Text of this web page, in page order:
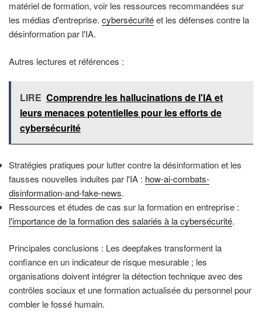
matériel de formation, voir les ressources recommandées sur
les médias d'entreprise. cybersécuritéet les défenses contre la
désinformation par l'IA.
Autres lectures et références :
LIRE Comprendre les hallucinations de l'IA et
leurs menaces potentielles pour les efforts de
cybersécurité
Stratégies pratiques pour lutter contre la désinformation et les
fausses nouvelles induites par l'IA : how-ai-combats-
disinformation-and-fake-news.
Ressources et études de cas sur la formation en entreprise :
l'importance de la formation des salariés à la cybersécurité.
Principales conclusions : Les deepfakes transforment la
confiance en un indicateur de risque mesurable ; les
organisations doivent intégrer la détection technique avec des
contrôles sociaux et une formation actualisée du personnel pour
combler le fossé humain.